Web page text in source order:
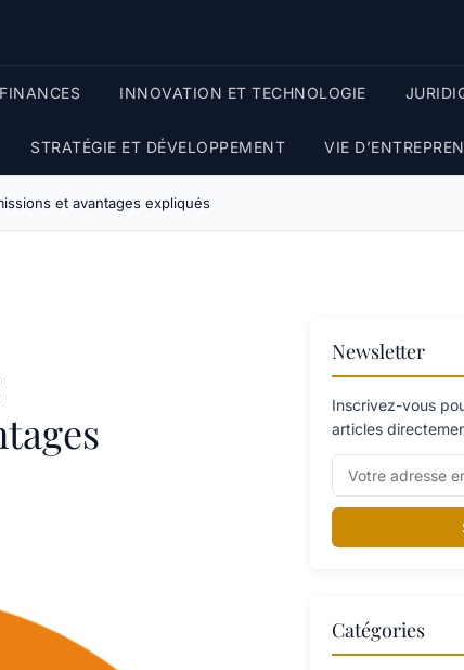
INNOVATION ET TECHNOLOGIE
STRATÉGIE ET DÉVELOPPEMENT VIE
et avantages expliqués
Newsletter
Inscrivez-vous
articles
Catégories